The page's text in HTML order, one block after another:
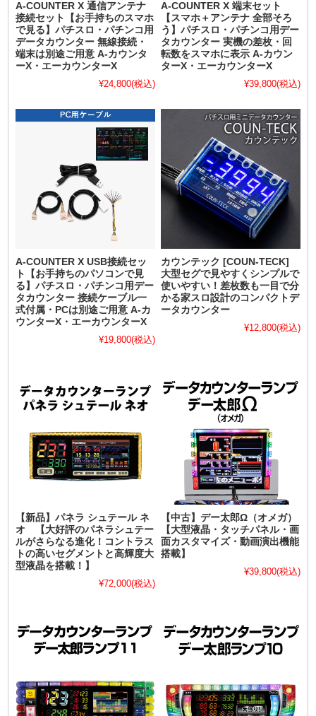
A-COUNTER X 通信アンテナ
接続セット【お手持ちのスマホ
で見る】パチスロ・パチンコ用
データカウンター 無線接続・
端末は別途ご用意 A-カウンタ
ーX・エーカウンターX
¥24,800(税込)
A-COUNTER X 端末セット
【スマホ＋アンテナ 全部そろ
う】パチスロ・パチンコ用デー
タカウンター 実機の差枚・回
転数をスマホに表示 A-カウン
ターX・エーカウンターX
¥39,800(税込)
A-COUNTER X USB接続セッ
ト【お手持ちのパソコンで見
る】パチスロ・パチンコ用デー
タカウンター 接続ケーブル一
式付属・PCは別途ご用意 A-カ
ウンターX・エーカウンターX
¥19,800(税込)
カウンテック [COUN-TECK]
大型セグで見やすくシンプルで
使いやすい！差枚数も一目で分
かる家スロ設計のコンパクトデ
ータカウンター
¥12,800(税込)
【新品】パネラ シュテール ネ
オ 【大好評のパネラシュテー
ルがさらなる進化！コントラス
トの高いセグメントと高輝度大
型液晶を搭載！】
¥72,000(税込)
【中古】デー太郎Ω（オメガ）
【大型液晶・タッチパネル・画
面カスタマイズ・動画演出機能
搭載】
¥39,800(税込)